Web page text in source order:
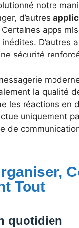
notre
d’autres
apps
sécurité
la qualité
les réactions en
uniquement
de
Tout
quotidien